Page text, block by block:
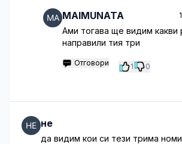
MAIMUNATA
Ами тогава ще видим какви
направили тия три
Отговори 1 0
не
да видим кои си тези трима